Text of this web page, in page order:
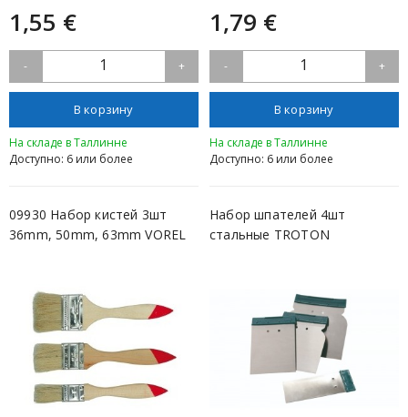
1,55 €
- 1 +
В корзину
На складе в Таллинне
Доступно: 6 или более
1,79 €
- 1 +
В корзину
На складе в Таллинне
Доступно: 6 или более
09930 Набор кистей 3шт
36mm, 50mm, 63mm VOREL
Набор шпателей 4шт
стальные TROTON